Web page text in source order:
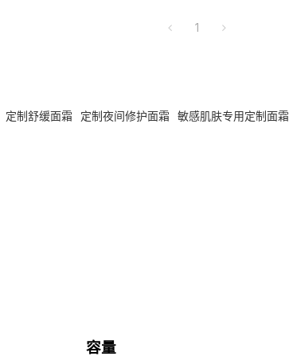
1
定制舒缓面霜 定制夜间修护面霜 敏感肌肤专用定制面霜
容量